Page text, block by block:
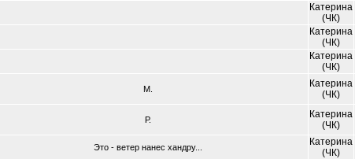
Катерина
(ЧК)
Катерина
(ЧК)
Катерина
(ЧК)
М.
Катерина
(ЧК)
Р.
Катерина
(ЧК)
Это - ветер нанес хандру...
Катерина
(ЧК)